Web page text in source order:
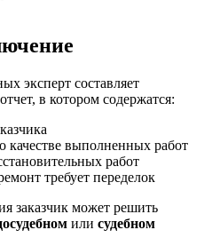
эксперт составляет
в котором содержатся:
качестве выполненных работ
работ
требует переделок
заказчик может решить
или судебном